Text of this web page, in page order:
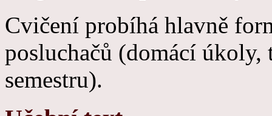
Cvičení probíhá hlavně
posluchačů (domácí úkoly,
semestru).